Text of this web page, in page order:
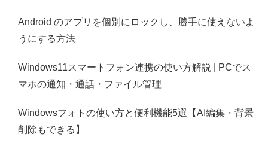
Android のアプリを個別にロックし、勝手に使えないよ
うにする方法
Windows11スマートフォン連携の使い方解説 | PCでス
マホの通知・通話・ファイル管理
Windowsフォトの使い方と便利機能5選【AI編集・背景
削除もできる】